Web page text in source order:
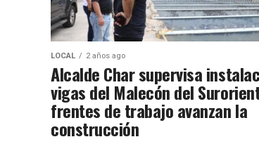
LOCAL 2 años ago
Alcalde Char supervisa
vigas del Malecón del
frentes de trabajo avanzan la
construcción